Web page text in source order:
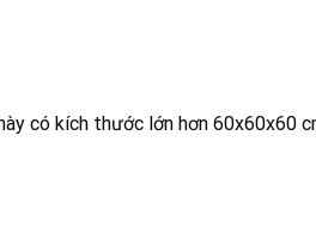
có kích thước lớn hơn 60x60x60